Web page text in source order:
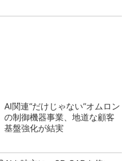
AI関連“だけじゃない”オムロン
の制御機器事業、地道な顧客
基盤強化が結実